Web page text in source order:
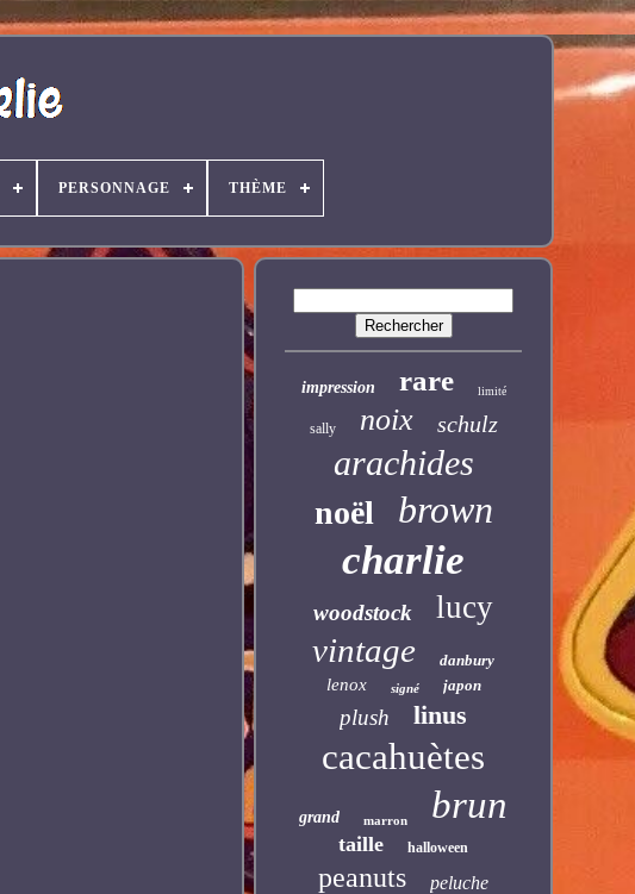
PERSONNAGE THÈME
impression rare limité
sally noix schulz
arachides
noël brown
charlie
woodstock lucy
vintage danbury
lenox signé japon
plush linus
cacahuètes
grand marron brun
taille halloween
peanuts
peluche